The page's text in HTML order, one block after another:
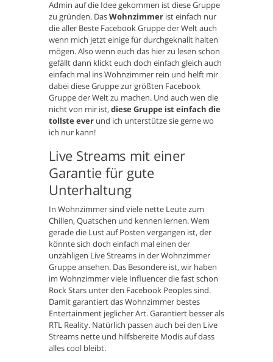
Admin auf die Idee gekommen ist diese Gruppe
zu gründen. DasWohnzimmer ist einfach nur
die aller Beste Facebook Gruppe der Welt auch
wenn mich jetzt einige für durchgeknallt halten
mögen. Also wenn euch das hier zu lesen schon
gefällt dann klickt euch doch einfach gleich auch
einfach mal ins Wohnzimmer rein und helft mir
dabei diese Gruppe zur größten Facebook
Gruppe der Welt zu machen. Und auch wen die
nicht von mir ist,diese Gruppe ist einfach die
tollste ever und ich unterstütze sie gerne wo
ich nur kann!
Live Streams mit einer
Garantie für gute
Unterhaltung
In Wohnzimmer sind viele nette Leute zum
Chillen, Quatschen und kennen lernen. Wem
gerade die Lust auf Posten vergangen ist, der
könnte sich doch einfach mal einen der
unzähligen Live Streams in der Wohnzimmer
Gruppe ansehen. Das Besondere ist, wir haben
im Wohnzimmer viele Influencer die fast schon
Rock Stars unter den Facebook Peoples sind.
Damit garantiert das Wohnzimmer bestes
Entertainment jeglicher Art. Garantiert besser als
RTL Reality. Natürlich passen auch bei den Live
Streams nette und hilfsbereite Modis auf dass
alles cool bleibt.